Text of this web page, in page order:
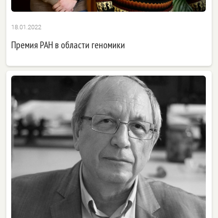
18.01.2022
Премия РАН в области геномики